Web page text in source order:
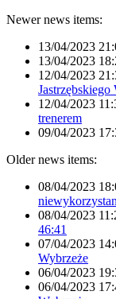
Newer news items:
13/04/2023
13/04/2023
12/04/2023
Jastrzębskiego
12/04/2023
trenerem
09/04/2023
Older news items:
08/04/2023
08/04/2023
46:41
07/04/2023
Wybrzeże
06/04/2023
06/04/2023